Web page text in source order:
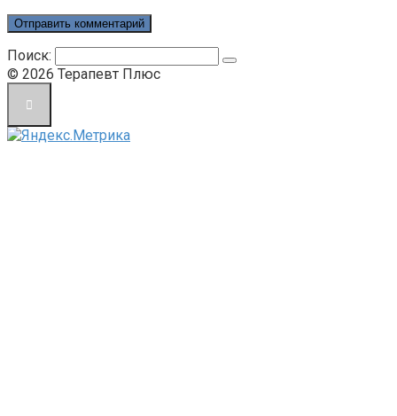
Поиск:
© 2026 Терапевт Плюс